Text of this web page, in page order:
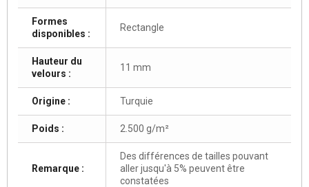
Formes
disponibles :
Rectangle
Hauteur du
velours :
11 mm
Origine : Turquie
Poids : 2.500 g/m²
Remarque :
Des différences de tailles pouvant
aller jusqu'à 5% peuvent être
constatées